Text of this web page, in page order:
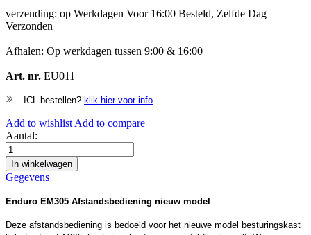
verzending: op Werkdagen Voor 16:00 Besteld, Zelfde Dag
Verzonden
Afhalen: Op werkdagen tussen 9:00 & 16:00
Art. nr. EU011
ICL bestellen? klik hier voor info
Add to wishlist Add to compare
Aantal:
In winkelwagen
Gegevens
Enduro EM305 Afstandsbediening nieuw model
Deze afstandsbediening is bedoeld voor het nieuwe model besturingskast